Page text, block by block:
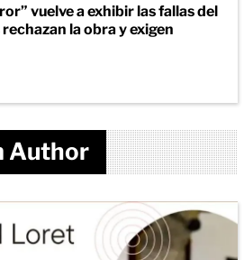
vuelve a exhibir las fallas del
la obra y exigen
Author